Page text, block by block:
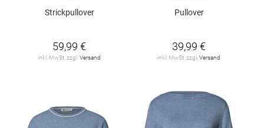
Strickpullover
59,99 €
inkl. MwSt. zzgl. Versand
Pullover
39,99 €
inkl. MwSt. zzgl. Versand